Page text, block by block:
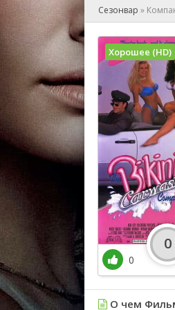
Сезонвар »
Хорошее (HD)
0
0
О чем